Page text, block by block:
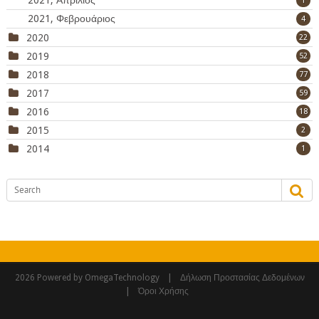
2021, Φεβρουάριος 4
2020 22
2019 52
2018 77
2017 59
2016 18
2015 2
2014 1
2026 Powered by OmegaTechnology Δήλωση Προστασίας Δεδομένων
Όροι Χρήσης